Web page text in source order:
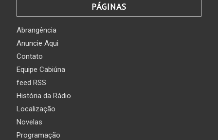
PÁGINAS
Abrangência
Anuncie Aqui
Contato
Equipe Cabiúna
feed RSS
História da Rádio
Localização
Novelas
Programação